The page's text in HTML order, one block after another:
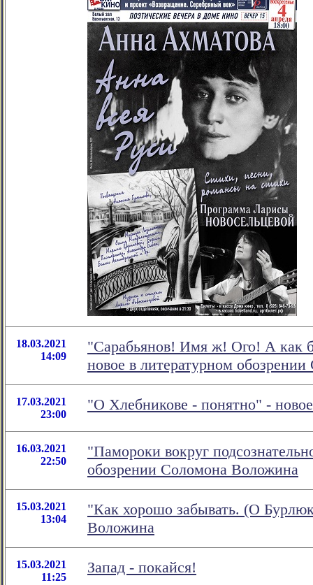
18.03.2021
14:09
"Сарабьянов! Имя ж! Ого! А как
новое в литературном
17.03.2021
23:00
"О Хлебникове - понятно" -
16.03.2021
22:50
"Памороки вокруг
обозрении Соломона Воложина
15.03.2021
13:04
"Как хорошо забывать. (О
Воложина
15.03.2021
11:25
Запад - покайся!